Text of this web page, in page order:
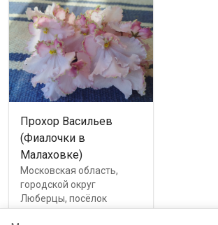
Прохор Васильев
(Фиалочки в
Малаховке)
Московская область,
городской округ
Люберцы, посёлок
городского типа